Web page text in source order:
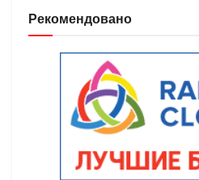
Рекомендовано